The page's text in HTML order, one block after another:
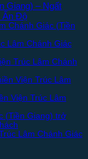
Giang) – Ngất
Ấn Độ
Chánh Giác (Tiền
Lâm Chánh Giác
Trúc Lâm Chánh
Viện Trúc Lâm
Viện Trúc Lâm
(Tiền Giang) trở
Lâm Chánh Giác